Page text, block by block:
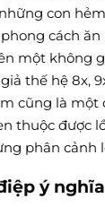
con
cách
một không
thế hệ 8x,
cũng là một
thuộc được
phân cảnh
ý